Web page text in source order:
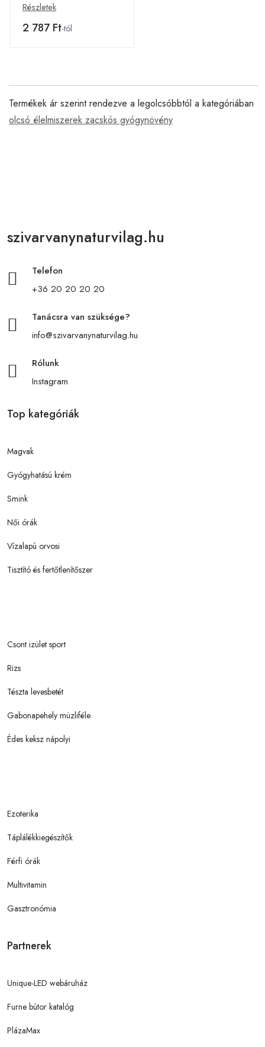
Részletek
2 787 Ft-tól
Termékek ár szerint rendezve a legolcsóbbtól a kategóriában
olcsó élelmiszerek zacskós gyógynövény
szivarvanynaturvilag.hu
Telefon
+36 20 20 20 20
Tanácsra van szüksége?
info@szivarvanynaturvilag.hu
Rólunk
Instagram
Top kategóriák
Magvak
Gyógyhatású krém
Smink
Női órák
Vízalapú orvosi
Tisztító és fertőtlenítőszer
Csont izület sport
Rizs
Tészta levesbetét
Gabonapehely müzliféle
Édes keksz nápolyi
Ezoterika
Táplálékkiegészítők
Férfi órák
Multivitamin
Gasztronómia
Partnerek
Unique-LED webáruház
Furne bútor katalóg
PlázaMax